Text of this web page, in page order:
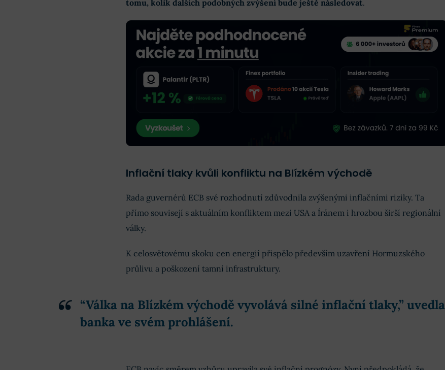
tomu, kolik dalších podobných zvýšení bude ještě následovat.
Inflační tlaky kvůli konfliktu na Blízkém východě
Rada guvernérů ECB své rozhodnutí zdůvodnila zvýšenými inflačními riziky. Ta
přímo souvisejí s aktuálním konfliktem mezi USA a Íránem i hrozbou širší regionální
války.
K celosvětovému skoku cen energií přispělo především uzavření Hormuzského
průlivu a poškození tamní infrastruktury.
“Válka na Blízkém východě vyvolává silné inflační tlaky,” uvedla
banka ve svém prohlášení.